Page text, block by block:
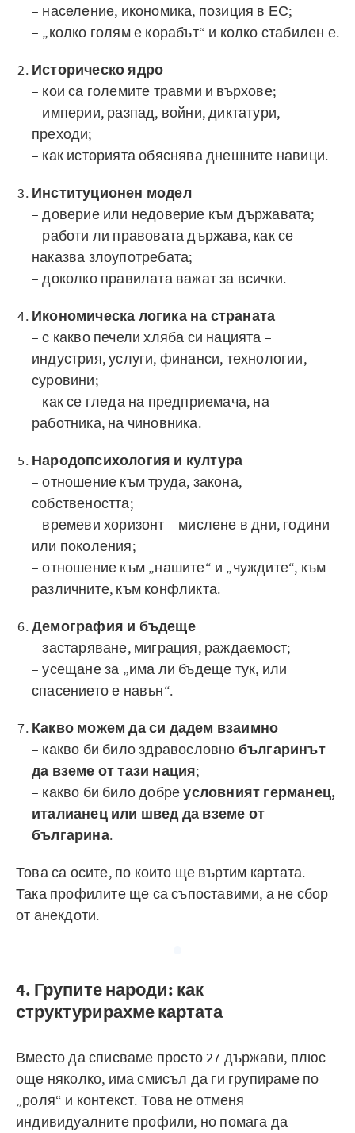
– население, икономика, позиция в ЕС;
– „колко голям е корабът“ и колко стабилен е.
Историческо ядро
– кои са големите травми и върхове;
– империи, разпад, войни, диктатури,
преходи;
– как историята обяснява днешните навици.
Институционен модел
– доверие или недоверие към държавата;
– работи ли правовата държава, как се
наказва злоупотребата;
– доколко правилата важат за всички.
Икономическа логика на страната
– с какво печели хляба си нацията –
индустрия, услуги, финанси, технологии,
суровини;
– как се гледа на предприемача, на
работника, на чиновника.
Народопсихология и култура
– отношение към труда, закона,
собствеността;
– времеви хоризонт – мислене в дни, години
или поколения;
– отношение към „нашите“ и „чуждите“, към
различните, към конфликта.
Демография и бъдеще
– застаряване, миграция, раждаемост;
– усещане за „има ли бъдеще тук, или
спасението е навън“.
Какво можем да си дадем взаимно
– какво би било здравословно българинът
да вземе от тази нация;
– какво би било добреусловният германец,
италианец или швед да вземе от
българина.
Това са осите, по които ще въртим картата.
Така профилите ще са съпоставими, а не сбор
от анекдоти.
4. Групите народи: как
структурирахме картата
Вместо да списваме просто 27 държави, плюс
още няколко, има смисъл да ги групираме по
„роля“ и контекст. Това не отменя
индивидуалните профили, но помага да